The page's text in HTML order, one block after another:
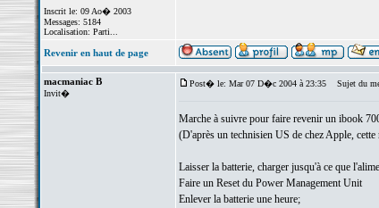
Inscrit le: 09 Ao� 2003
Messages: 5184
Localisation: Parti...
Revenir en haut de page
macmaniac B
Invit�
Post� le: Mar 07 D�c 2004 à 23:35 Sujet du
Marche à suivre pour faire revenir un ibook
(D'après un technisien US de chez Apple,
Laisser la batterie, charger jusqu'à ce que
Faire un Reset du Power Management Unit
Enlever la batterie une heure;